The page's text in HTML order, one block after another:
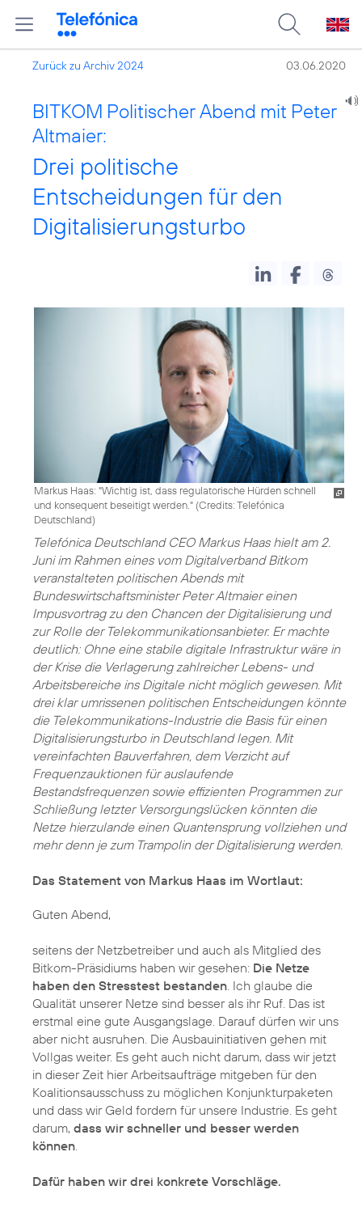
Zurück zu Archiv 2024 03.06.2020
BITKOM Politischer Abend mit Peter
Altmaier:
Drei politische
Entscheidungen für den
Digitalisierungsturbo
Markus Haas: "Wichtig ist, dass regulatorische Hürden schnell
und konsequent beseitigt werden." (Credits: Telefónica
Deutschland)
Telefónica Deutschland CEO Markus Haas hielt am 2.
Juni im Rahmen eines vom Digitalverband Bitkom
veranstalteten politischen Abends mit
Bundeswirtschaftsminister Peter Altmaier einen
Impusvortrag zu den Chancen der Digitalisierung und
zur Rolle der Telekommunikationsanbieter. Er machte
deutlich: Ohne eine stabile digitale Infrastruktur wäre in
der Krise die Verlagerung zahlreicher Lebens- und
Arbeitsbereiche ins Digitale nicht möglich gewesen. Mit
drei klar umrissenen politischen Entscheidungen könnte
die Telekommunikations-Industrie die Basis für einen
Digitalisierungsturbo in Deutschland legen. Mit
vereinfachten Bauverfahren, dem Verzicht auf
Frequenzauktionen für auslaufende
Bestandsfrequenzen sowie effizienten Programmen zur
Schließung letzter Versorgungslücken könnten die
Netze hierzulande einen Quantensprung vollziehen und
mehr denn je zum Trampolin der Digitalisierung werden.
Das Statement von Markus Haas im Wortlaut:
Guten Abend,
seitens der Netzbetreiber und auch als Mitglied des
Bitkom-Präsidiums haben wir gesehen: Die Netze
haben den Stresstest bestanden . Ich glaube die
Qualität unserer Netze sind besser als ihr Ruf. Das ist
erstmal eine gute Ausgangslage. Darauf dürfen wir uns
aber nicht ausruhen. Die Ausbauinitiativen gehen mit
Vollgas weiter. Es geht auch nicht darum, dass wir jetzt
in dieser Zeit hier Arbeitsaufträge mitgeben für den
Koalitionsausschuss zu möglichen Konjunkturpaketen
und dass wir Geld fordern für unsere Industrie. Es geht
darum, dass wir schneller und besser werden
können
Dafür haben wir drei konkrete Vorschläge.